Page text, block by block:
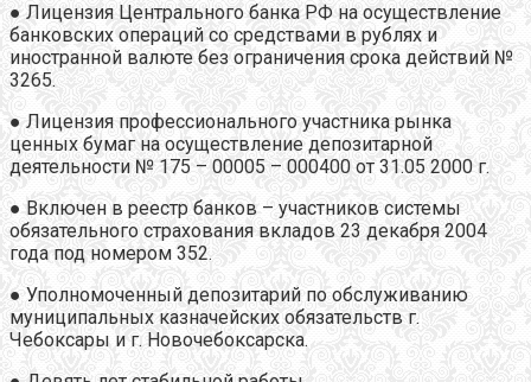
● Лицензия Центрального банка РФ на осуществление
банковских операций со средствами в рублях и
иностранной валюте без ограничения срока действий №
3265.
● Лицензия профессионального участника рынка
ценных бумаг на осуществление депозитарной
деятельности № 175 – 00005 – 000400 от 31.05 2000 г.
● Включен в реестр банков – участников системы
обязательного страхования вкладов 23 декабря 2004
года под номером 352.
● Уполномоченный депозитарий по обслуживанию
муниципальных казначейских обязательств г.
Чебоксары и г. Новочебоксарска.